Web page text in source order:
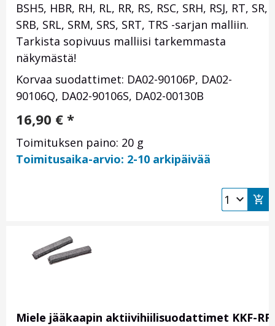
BSH5, HBR, RH, RL, RR, RS, RSC, SRH, RSJ, RT, SR,
SRB, SRL, SRM, SRS, SRT, TRS -sarjan malliin.
Tarkista sopivuus malliisi tarkemmasta
näkymästä!
Korvaa suodattimet: DA02-90106P, DA02-
90106Q, DA02-90106S, DA02-00130B
16,90 € *
Toimituksen paino: 20 g
Toimitusaika-arvio: 2-10 arkipäivää
Miele jääkaapin aktiivihiilisuodattimet KKF-RF